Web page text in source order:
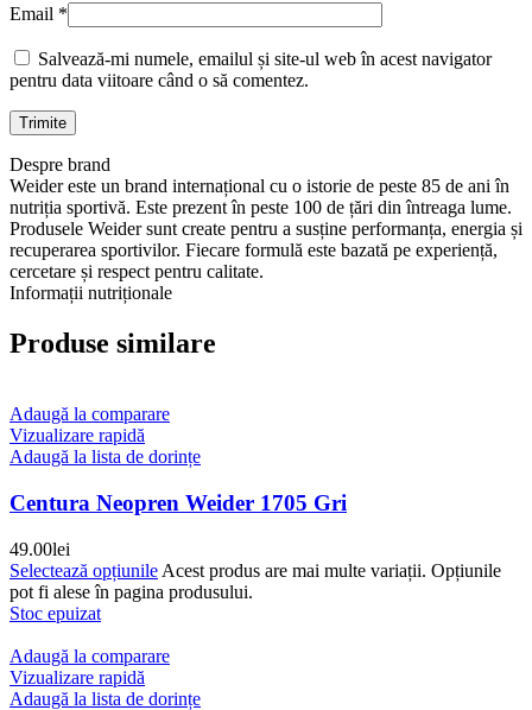
Email *
Salvează-mi numele, emailul și site-ul web în acest navigator
pentru data viitoare când o să comentez.
Despre brand
Weider este un brand internațional cu o istorie de peste 85 de ani în
nutriția sportivă. Este prezent în peste 100 de țări din întreaga lume.
Produsele Weider sunt create pentru a susține performanța, energia și
recuperarea sportivilor. Fiecare formulă este bazată pe experiență,
cercetare și respect pentru calitate.
Informații nutriționale
Produse similare
Adaugă la comparare
Vizualizare rapidă
Adaugă la lista de dorințe
Centura Neopren Weider 1705 Gri
49.00lei
Selectează opțiunile Acest produs are mai multe variații. Opțiunile
pot fi alese în pagina produsului.
Stoc epuizat
Adaugă la comparare
Vizualizare rapidă
Adaugă la lista de dorințe